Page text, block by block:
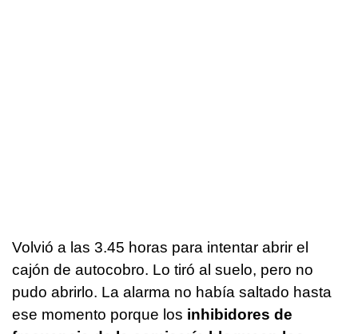
Volvió a las 3.45 horas para intentar abrir el
cajón de autocobro. Lo tiró al suelo, pero no
pudo abrirlo. La alarma no había saltado hasta
ese momento porque los inhibidores de